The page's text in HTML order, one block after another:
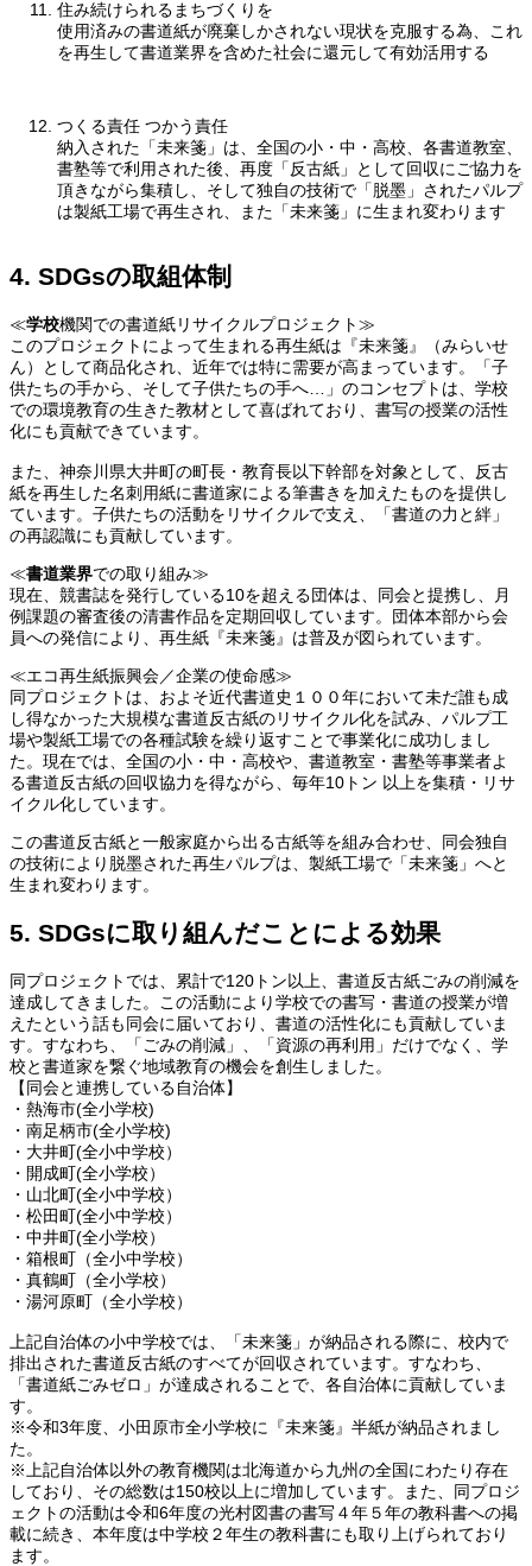
住み続けられるまちづくりを
使用済みの書道紙が廃棄しかされない現状を克服する為、これ
を再生して書道業界を含めた社会に還元して有効活用する
つくる責任 つかう責任
納入された「未来箋」は、全国の小・中・高校、各書道教室、
書塾等で利用された後、再度「反古紙」として回収にご協力を
頂きながら集積し、そして独自の技術で「脱墨」されたパルプ
は製紙工場で再生され、また「未来箋」に生まれ変わります
4. SDGsの取組体制
≪学校機関での書道紙リサイクルプロジェクト≫
このプロジェクトによって生まれる再生紙は『未来箋』（みらいせ
ん）として商品化され、近年では特に需要が高まっています。「子
供たちの手から、そして子供たちの手へ…」のコンセプトは、学校
での環境教育の生きた教材として喜ばれており、書写の授業の活性
化にも貢献できています。
また、神奈川県大井町の町長・教育長以下幹部を対象として、反古
紙を再生した名刺用紙に書道家による筆書きを加えたものを提供し
ています。子供たちの活動をリサイクルで支え、「書道の力と絆」
の再認識にも貢献しています。
≪書道業界での取り組み≫
現在、競書誌を発行している10を超える団体は、同会と提携し、月
例課題の審査後の清書作品を定期回収しています。団体本部から会
員への発信により、再生紙『未来箋』は普及が図られています。
≪エコ再生紙振興会／企業の使命感≫
同プロジェクトは、およそ近代書道史１００年において未だ誰も成
し得なかった大規模な書道反古紙のリサイクル化を試み、パルプ工
場や製紙工場での各種試験を繰り返すことで事業化に成功しまし
た。現在では、全国の小・中・高校や、書道教室・書塾等事業者よ
る書道反古紙の回収協力を得ながら、毎年10トン 以上を集積・リサ
イクル化しています。
この書道反古紙と一般家庭から出る古紙等を組み合わせ、同会独自
の技術により脱墨された再生パルプは、製紙工場で「未来箋」へと
生まれ変わります。
5. SDGsに取り組んだことによる効果
同プロジェクトでは、累計で120トン以上、書道反古紙ごみの削減を
達成してきました。この活動により学校での書写・書道の授業が増
えたという話も同会に届いており、書道の活性化にも貢献していま
す。すなわち、「ごみの削減」、「資源の再利用」だけでなく、学
校と書道家を繋ぐ地域教育の機会を創生しました。
【同会と連携している自治体】
・熱海市(全小学校)
・南足柄市(全小学校)
・大井町(全小中学校）
・開成町(全小学校）
・山北町(全小中学校）
・松田町(全小中学校）
・中井町(全小学校）
・箱根町（全小中学校）
・真鶴町（全小学校）
・湯河原町（全小学校）
上記自治体の小中学校では、「未来箋」が納品される際に、校内で
排出された書道反古紙のすべてが回収されています。すなわち、
「書道紙ごみゼロ」が達成されることで、各自治体に貢献していま
す。
※令和3年度、小田原市全小学校に『未来箋』半紙が納品されまし
た。
※上記自治体以外の教育機関は北海道から九州の全国にわたり存在
しており、その総数は150校以上に増加しています。また、同プロジ
ェクトの活動は令和6年度の光村図書の書写４年５年の教科書への掲
載に続き、本年度は中学校２年生の教科書にも取り上げられており
ます。